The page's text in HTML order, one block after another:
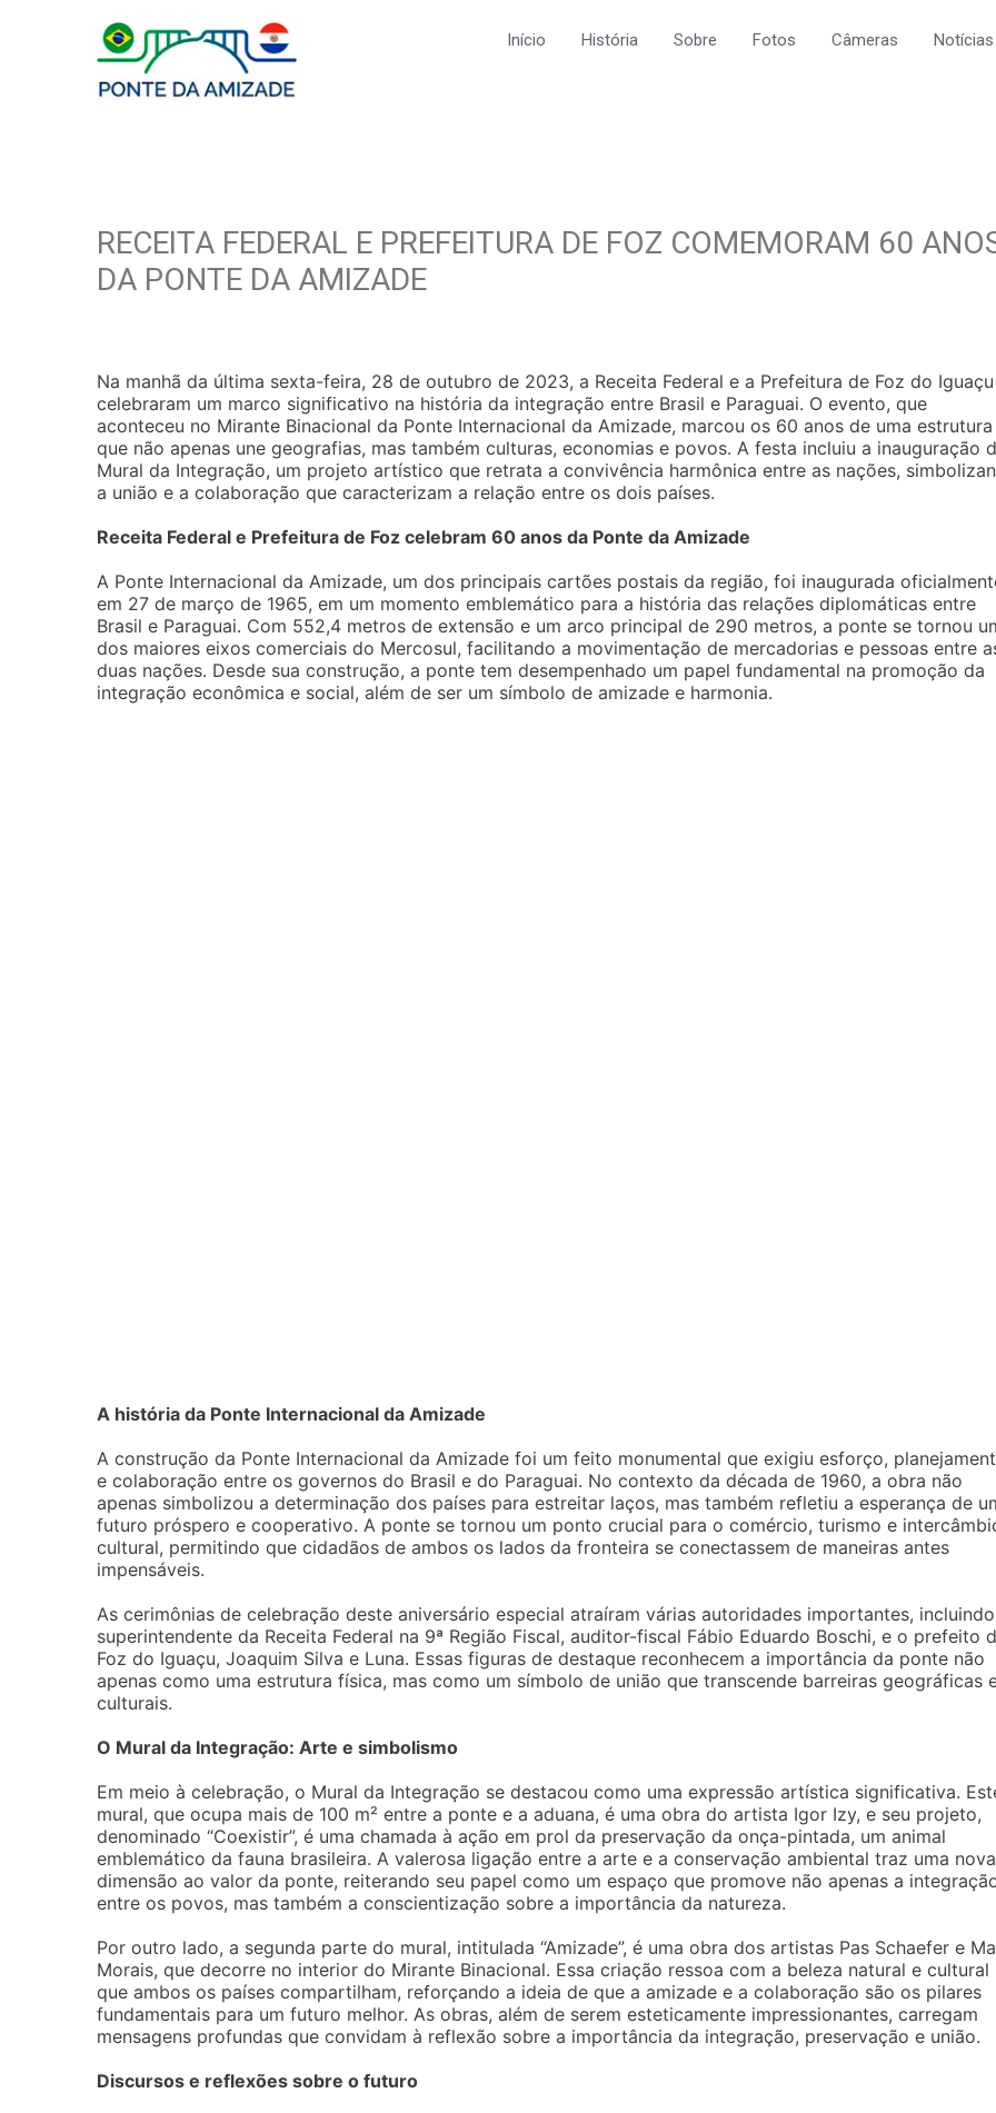
Início História Sobre Fotos Câmeras Notícias
RECEITA FEDERAL E PREFEITURA DE FOZ COMEMORAM 60
DA PONTE DA AMIZADE
Na manhã da última sexta-feira, 28 de outubro de 2023, a Receita Federal e a Prefeitura de Foz do Iguaçu
celebraram um marco significativo na história da integração entre Brasil e Paraguai. O evento, que
aconteceu no Mirante Binacional da Ponte Internacional da Amizade, marcou os 60 anos de uma estrutura
que não apenas une geografias, mas também culturas, economias e povos. A festa incluiu a inauguração
Mural da Integração, um projeto artístico que retrata a convivência harmônica entre as nações,
a união e a colaboração que caracterizam a relação entre os dois países.
Receita Federal e Prefeitura de Foz celebram 60 anos da Ponte da Amizade
A Ponte Internacional da Amizade, um dos principais cartões postais da região, foi inaugurada
em 27 de março de 1965, em um momento emblemático para a história das relações diplomáticas entre
Brasil e Paraguai. Com 552,4 metros de extensão e um arco principal de 290 metros, a ponte se tornou
dos maiores eixos comerciais do Mercosul, facilitando a movimentação de mercadorias e pessoas entre
duas nações. Desde sua construção, a ponte tem desempenhado um papel fundamental na promoção da
integração econômica e social, além de ser um símbolo de amizade e harmonia.
A história da Ponte Internacional da Amizade
A construção da Ponte Internacional da Amizade foi um feito monumental que exigiu esforço,
e colaboração entre os governos do Brasil e do Paraguai. No contexto da década de 1960, a obra não
apenas simbolizou a determinação dos países para estreitar laços, mas também refletiu a esperança de
futuro próspero e cooperativo. A ponte se tornou um ponto crucial para o comércio, turismo e
cultural, permitindo que cidadãos de ambos os lados da fronteira se conectassem de maneiras antes
impensáveis.
As cerimônias de celebração deste aniversário especial atraíram várias autoridades importantes,
superintendente da Receita Federal na 9ª Região Fiscal, auditor-fiscal Fábio Eduardo Boschi, e o prefeito
Foz do Iguaçu, Joaquim Silva e Luna. Essas figuras de destaque reconhecem a importância da ponte não
apenas como uma estrutura física, mas como um símbolo de união que transcende barreiras geográficas
culturais.
O Mural da Integração: Arte e simbolismo
Em meio à celebração, o Mural da Integração se destacou como uma expressão artística significativa.
mural, que ocupa mais de 100 m² entre a ponte e a aduana, é uma obra do artista Igor Izy, e seu projeto,
denominado “Coexistir”, é uma chamada à ação em prol da preservação da onça-pintada, um animal
emblemático da fauna brasileira. A valerosa ligação entre a arte e a conservação ambiental traz uma nova
dimensão ao valor da ponte, reiterando seu papel como um espaço que promove não apenas a
entre os povos, mas também a conscientização sobre a importância da natureza.
Por outro lado, a segunda parte do mural, intitulada “Amizade”, é uma obra dos artistas Pas Schaefer e
Morais, que decorre no interior do Mirante Binacional. Essa criação ressoa com a beleza natural e cultural
que ambos os países compartilham, reforçando a ideia de que a amizade e a colaboração são os pilares
fundamentais para um futuro melhor. As obras, além de serem esteticamente impressionantes, carregam
mensagens profundas que convidam à reflexão sobre a importância da integração, preservação e união.
Discursos e reflexões sobre o futuro